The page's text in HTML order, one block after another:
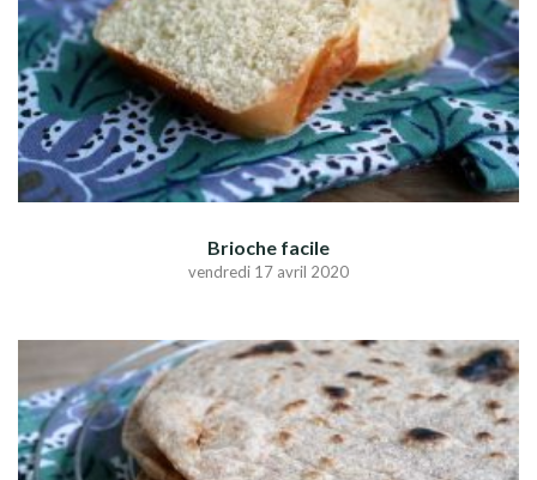
Brioche facile
vendredi 17 avril 2020